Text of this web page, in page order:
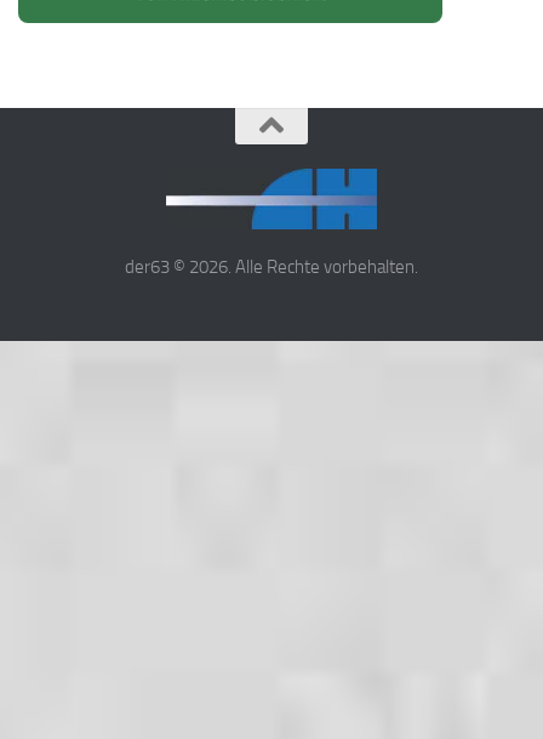
der63 © 2026. Alle Rechte vorbehalten.